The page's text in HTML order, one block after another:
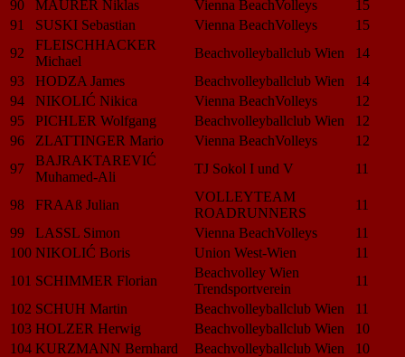
90
MAURER Niklas Vienna BeachVolleys
15
91
SUSKI Sebastian Vienna BeachVolleys
15
92
FLEISCHHACKER
Michael
Beachvolleyballclub Wien
14
93
HODZA James Beachvolleyballclub Wien
14
94
NIKOLIĆ Nikica Vienna BeachVolleys
12
95
PICHLER Wolfgang Beachvolleyballclub Wien
12
96
ZLATTINGER Mario Vienna BeachVolleys
12
97
BAJRAKTAREVIĆ
Muhamed-Ali
TJ Sokol I und V 11
98 FRAAß Julian
VOLLEYTEAM
ROADRUNNERS
11
99
LASSL Simon Vienna BeachVolleys
11
100 NIKOLIĆ Boris Union West-Wien
11
101 SCHIMMER Florian
Beachvolley Wien
Trendsportverein
11
102 SCHUH Martin Beachvolleyballclub Wien
11
103 HOLZER Herwig Beachvolleyballclub Wien
10
104 KURZMANN Bernhard Beachvolleyballclub Wien
10